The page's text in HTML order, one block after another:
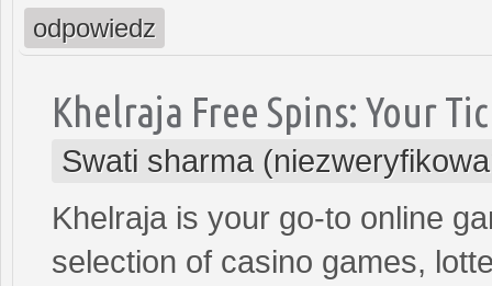
odpowiedz
Khelraja Free Spins: Your
Swati sharma
Khelraja is your go-to online
selection of casino games,